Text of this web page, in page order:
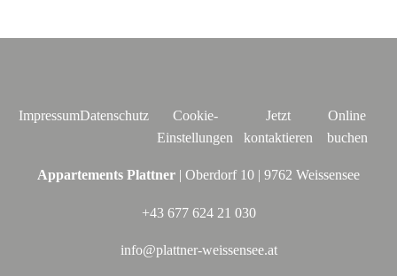
ImpressumDatenschutz
Cookie-
Einstellungen
Jetzt
kontaktieren
Online
buchen
Appartements Plattner | Oberdorf 10 | 9762 Weissensee
+43 677 624 21 030
info@plattner-weissensee.at